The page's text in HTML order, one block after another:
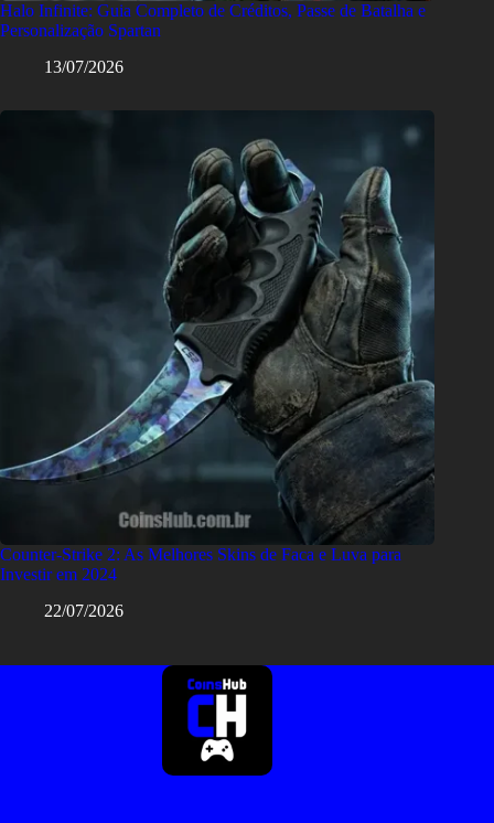
Halo Infinite: Guia Completo de Créditos, Passe de Batalha e
Personalização Spartan
13/07/2026
Counter-Strike 2: As Melhores Skins de Faca e Luva para
Investir em 2024
22/07/2026